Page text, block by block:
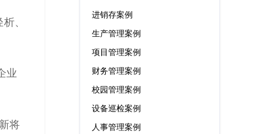
、
业
将
进销存案例
生产管理案例
项目管理案例
财务管理案例
校园管理案例
设备巡检案例
人事管理案例